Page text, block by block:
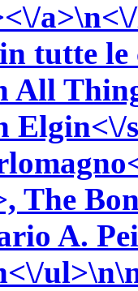
tutte le
All
Elgin<\/
The
A.